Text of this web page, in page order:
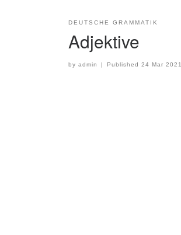
DEUTSCHE GRAMMATIK
Adjektive
by admin | Published24 Mar 2021